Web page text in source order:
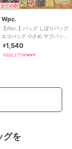
まとめ割
Wpc.
【Wpc.】バッグ しぼりバッグ
エコバッグ 小さめ サブバッグ
コンパクト 洗濯可能 レディ
ース
¥1,540
2点以上で10%OFF
グを